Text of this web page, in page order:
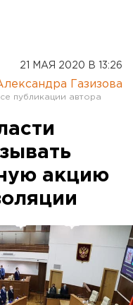
21 МАЯ 2020 В 13:26
Газизова
акцию